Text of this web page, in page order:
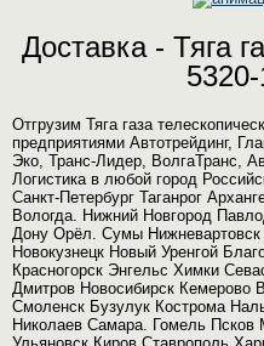
Доставка - Тяга
Отгрузим Тяга газа
предприятиями Автотрейдинг,
Эко, Транс-Лидер, ВолгаТранс,
Логистика в любой город
Санкт-Петербург Таганрог
Вологда. Нижний Новгород
Дону Орёл. Сумы Нижневартовск
Новокузнецк Новый Уренгой
Красногорск Энгельс Химки
Дмитров Новосибирск Кемерово
Смоленск Бузулук Кострома
Николаев Самара. Гомель Псков